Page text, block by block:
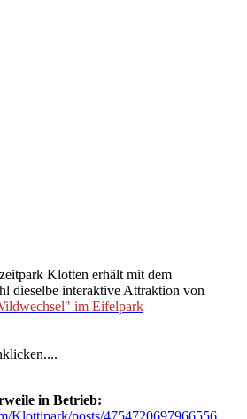
Klotten erhält mit dem
dieselbe interaktive Attraktion von
im Eifelpark
in Betrieb:
Klottipark/posts/4754720697966556